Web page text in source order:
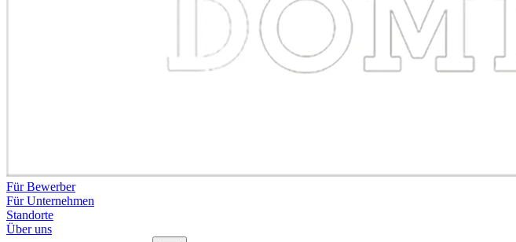
Für Bewerber
Für Unternehmen
Standorte
Über uns